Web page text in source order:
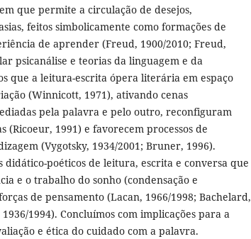
que permite a circulação de desejos,
feitos simbolicamente como formações de
de aprender (Freud, 1900/2010; Freud,
psicanálise e teorias da linguagem e da
que a leitura-escrita ópera literária em espaço
(Winnicott, 1971), ativando cenas
pela palavra e pelo outro, reconfiguram
(Ricoeur, 1991) e favorecem processos de
(Vygotsky, 1934/2001; Bruner, 1996).
didático-poéticos de leitura, escrita e conversa que
e o trabalho do sonho (condensação e
de pensamento (Lacan, 1966/1998; Bachelard,
1994). Concluímos com implicações para a
e ética do cuidado com a palavra.